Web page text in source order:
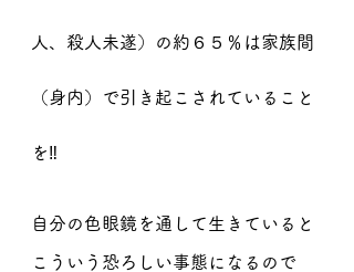
人、殺人未遂）の約６５％は家族間
（身内）で引き起こされていること
を‼️
自分の色眼鏡を通して生きていると
こういう恐ろしい事態になるので